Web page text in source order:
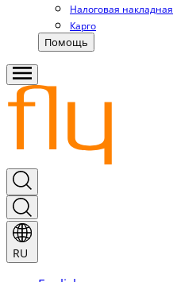
Налоговая накладная
Карго
Помощь
RU